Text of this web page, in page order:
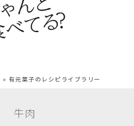
» 有元葉子のレシピライブラリー
牛肉